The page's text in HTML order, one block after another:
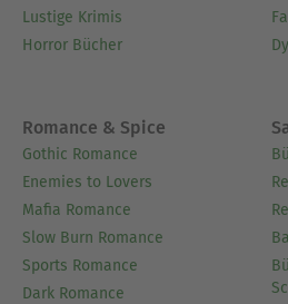
Lustige Krimis
Horror Bücher
Romance & Spice
Gothic Romance
Enemies to Lovers
Mafia Romance
Slow Burn Romance
Sports Romance
Dark Romance